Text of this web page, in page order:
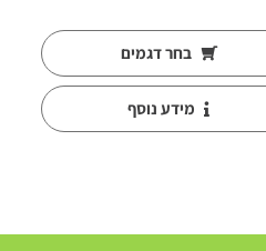
עד
בחר דגמים
מידע נוסף